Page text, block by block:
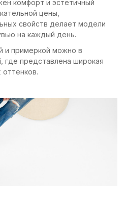
комфорт и эстетичный
цены,
свойств делает модели
на каждый день.
и примеркой можно в
где представлена широкая